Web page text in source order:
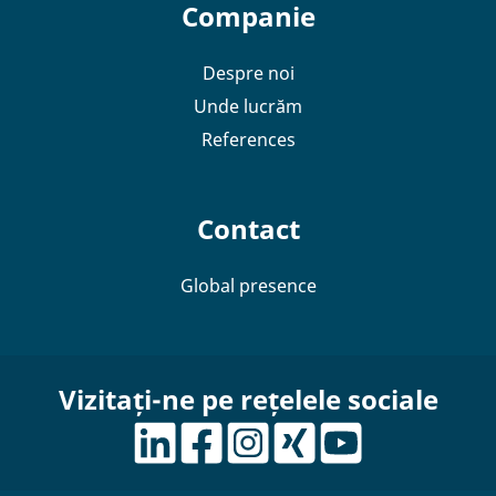
Companie
Despre noi
Unde lucrăm
References
Contact
Global presence
Vizitați-ne pe rețelele sociale